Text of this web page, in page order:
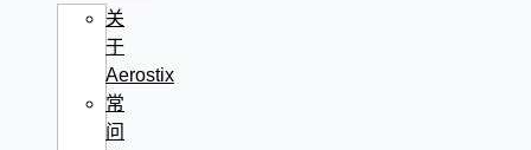
关
于
Aerostix
常
问